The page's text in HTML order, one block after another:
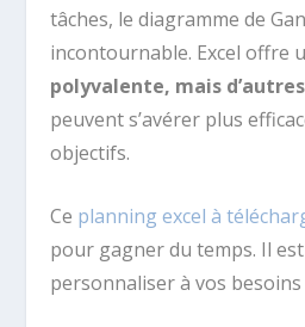
tâches, le diagramme de
incontournable. Excel offre
polyvalente, mais
peuvent s’avérer plus
objectifs.
Ce planning excel à
pour gagner du temps. Il
personnaliser à vos besoins